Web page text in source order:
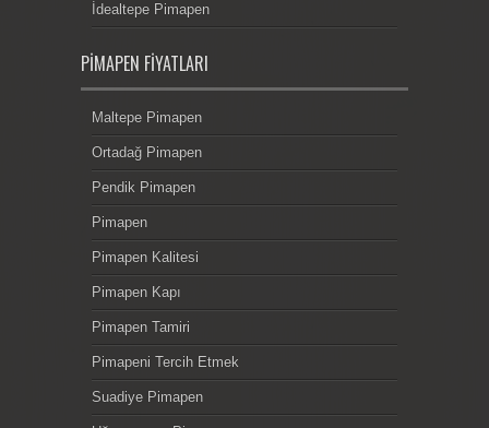
İdealtepe Pimapen
PIMAPEN FIYATLARI
Maltepe Pimapen
Ortadağ Pimapen
Pendik Pimapen
Pimapen
Pimapen Kalitesi
Pimapen Kapı
Pimapen Tamiri
Pimapeni Tercih Etmek
Suadiye Pimapen